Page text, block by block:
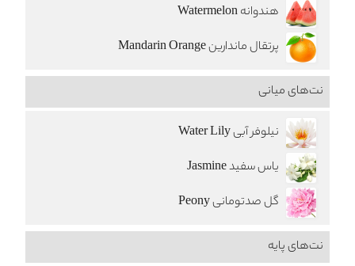
هندوانه Watermelon
پرتقال ماندارین Mandarin Orange
نت‌های میانی
نیلوفر آبی Water Lily
یاس سفید Jasmine
گل صدتومانی Peony
نت‌های پایه